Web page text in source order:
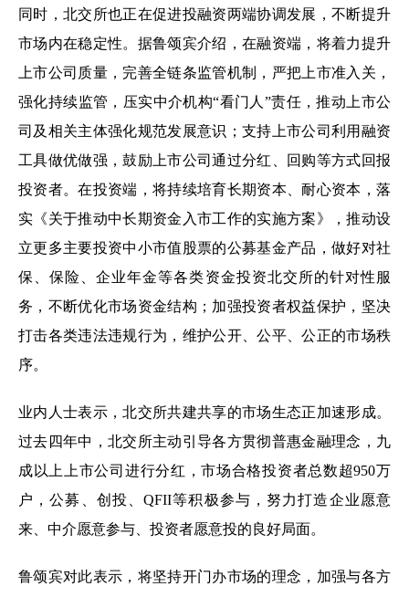
同时，北交所也正在促进投融资两端协调发展，不断提升
市场内在稳定性。据鲁颂宾介绍，在融资端，将着力提升
上市公司质量，完善全链条监管机制，严把上市准入关，
强化持续监管，压实中介机构“看门人”责任，推动上市公
司及相关主体强化规范发展意识；支持上市公司利用融资
工具做优做强，鼓励上市公司通过分红、回购等方式回报
投资者。在投资端，将持续培育长期资本、耐心资本，落
实《关于推动中长期资金入市工作的实施方案》，推动设
立更多主要投资中小市值股票的公募基金产品，做好对社
保、保险、企业年金等各类资金投资北交所的针对性服
务，不断优化市场资金结构；加强投资者权益保护，坚决
打击各类违法违规行为，维护公开、公平、公正的市场秩
序。
业内人士表示，北交所共建共享的市场生态正加速形成。
过去四年中，北交所主动引导各方贯彻普惠金融理念，九
成以上上市公司进行分红，市场合格投资者总数超950万
户，公募、创投、QFII等积极参与，努力打造企业愿意
来、中介愿意参与、投资者愿意投的良好局面。
鲁颂宾对此表示，将坚持开门办市场的理念，加强与各方